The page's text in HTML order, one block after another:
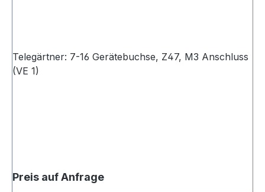
Telegärtner: 7-16 Gerätebuchse, Z47, M3 Anschluss
(VE 1)
Preis auf Anfrage